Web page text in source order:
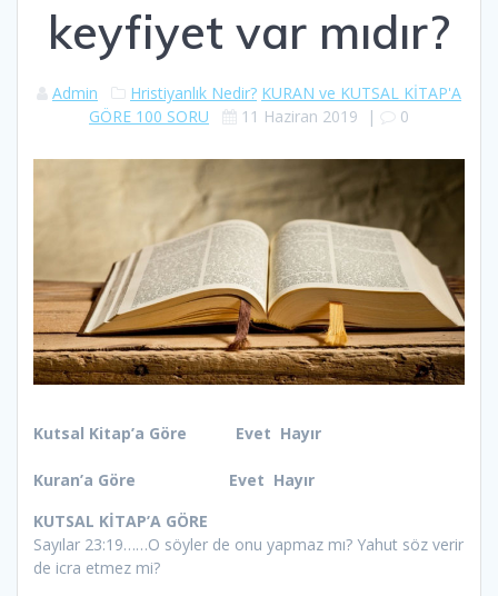
keyfiyet var mıdır?
Admin Hristiyanlık Nedir? KURAN ve KUTSAL KİTAP'A
GÖRE 100 SORU
11 Haziran 2019 | 0
Kutsal Kitap’a Göre Evet Hayır
Kuran’a Göre Evet Hayır
KUTSAL KİTAP’A GÖRE
Sayılar 23:19……O söyler de onu yapmaz mı? Yahut söz verir
de icra etmez mi?